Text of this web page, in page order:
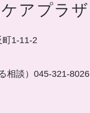
アプラザ
1-11-2
相談）045-321-8026